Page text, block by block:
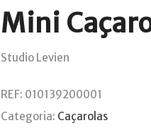
Mini
Studio Levien
REF: 010139200001
Categoria: Caçarolas